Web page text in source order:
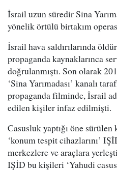
İsrail uzun süredir Sina
yönelik örtülü birtakım
İsrail hava saldırılarında
propaganda kaynaklarınca
doğrulanmıştı. Son olarak
‘Sina Yarımadası’ kanalı
propaganda filminde, İsrail
edilen kişiler infaz edilmişti.
Casusluk yaptığı öne
‘konum tespit cihazlarını’
merkezlere ve araçlara
IŞİD bu kişileri ‘Yahudi